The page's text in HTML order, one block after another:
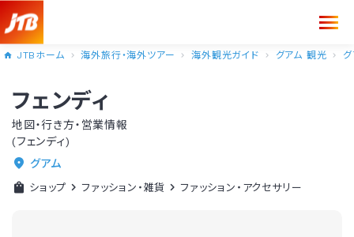
JTBホーム 海外旅行・海外ツアー 海外観光ガイド グアム 観光
フェンディ
地図・行き方・営業情報
(フェンディ)
グアム
ショップ ファッション・雑貨 ファッション・アクセサリー